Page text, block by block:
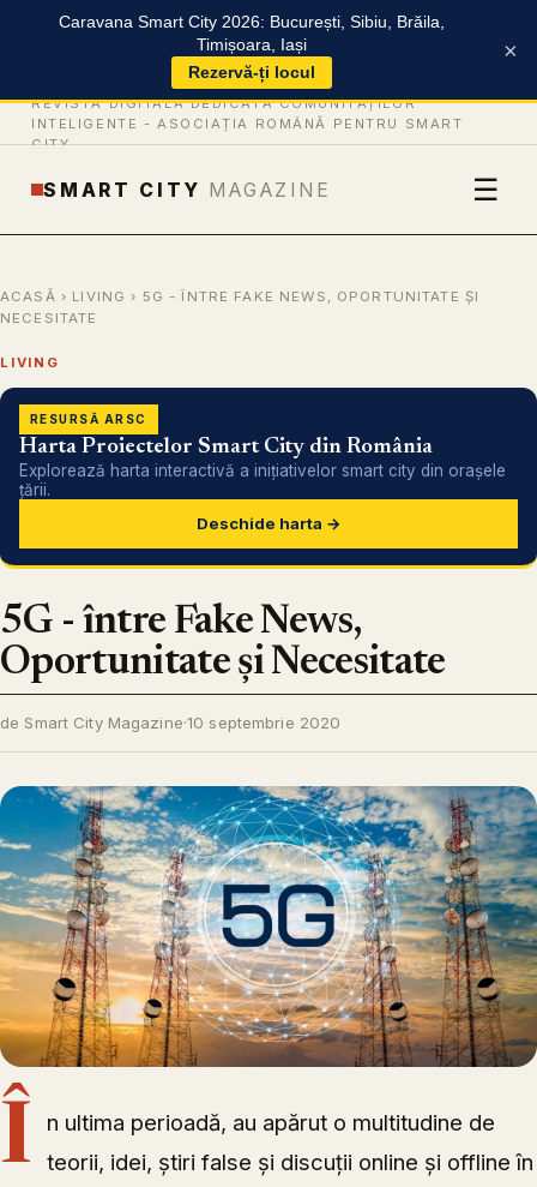
Caravana Smart City 2026: București, Sibiu, Brăila,
Timișoara, Iași
Rezervă-ți locul
×
REVISTĂ DIGITALĂ DEDICATĂ COMUNITĂȚILOR
INTELIGENTE - ASOCIAȚIA ROMÂNĂ PENTRU SMART
CITY
SMART CITY MAGAZINE ☰
ACASĂ › LIVING › 5G - ÎNTRE FAKE NEWS, OPORTUNITATE ȘI
NECESITATE
LIVING
RESURSĂ ARSC
Harta Proiectelor Smart City din România
Explorează harta interactivă a inițiativelor smart city din orașele
țării.
Deschide harta →
5G - între Fake News,
Oportunitate și Necesitate
de Smart City Magazine·10 septembrie 2020
Î
n ultima perioadă, au apărut o multitudine de
teorii, idei, știri false și discuții online și offline în